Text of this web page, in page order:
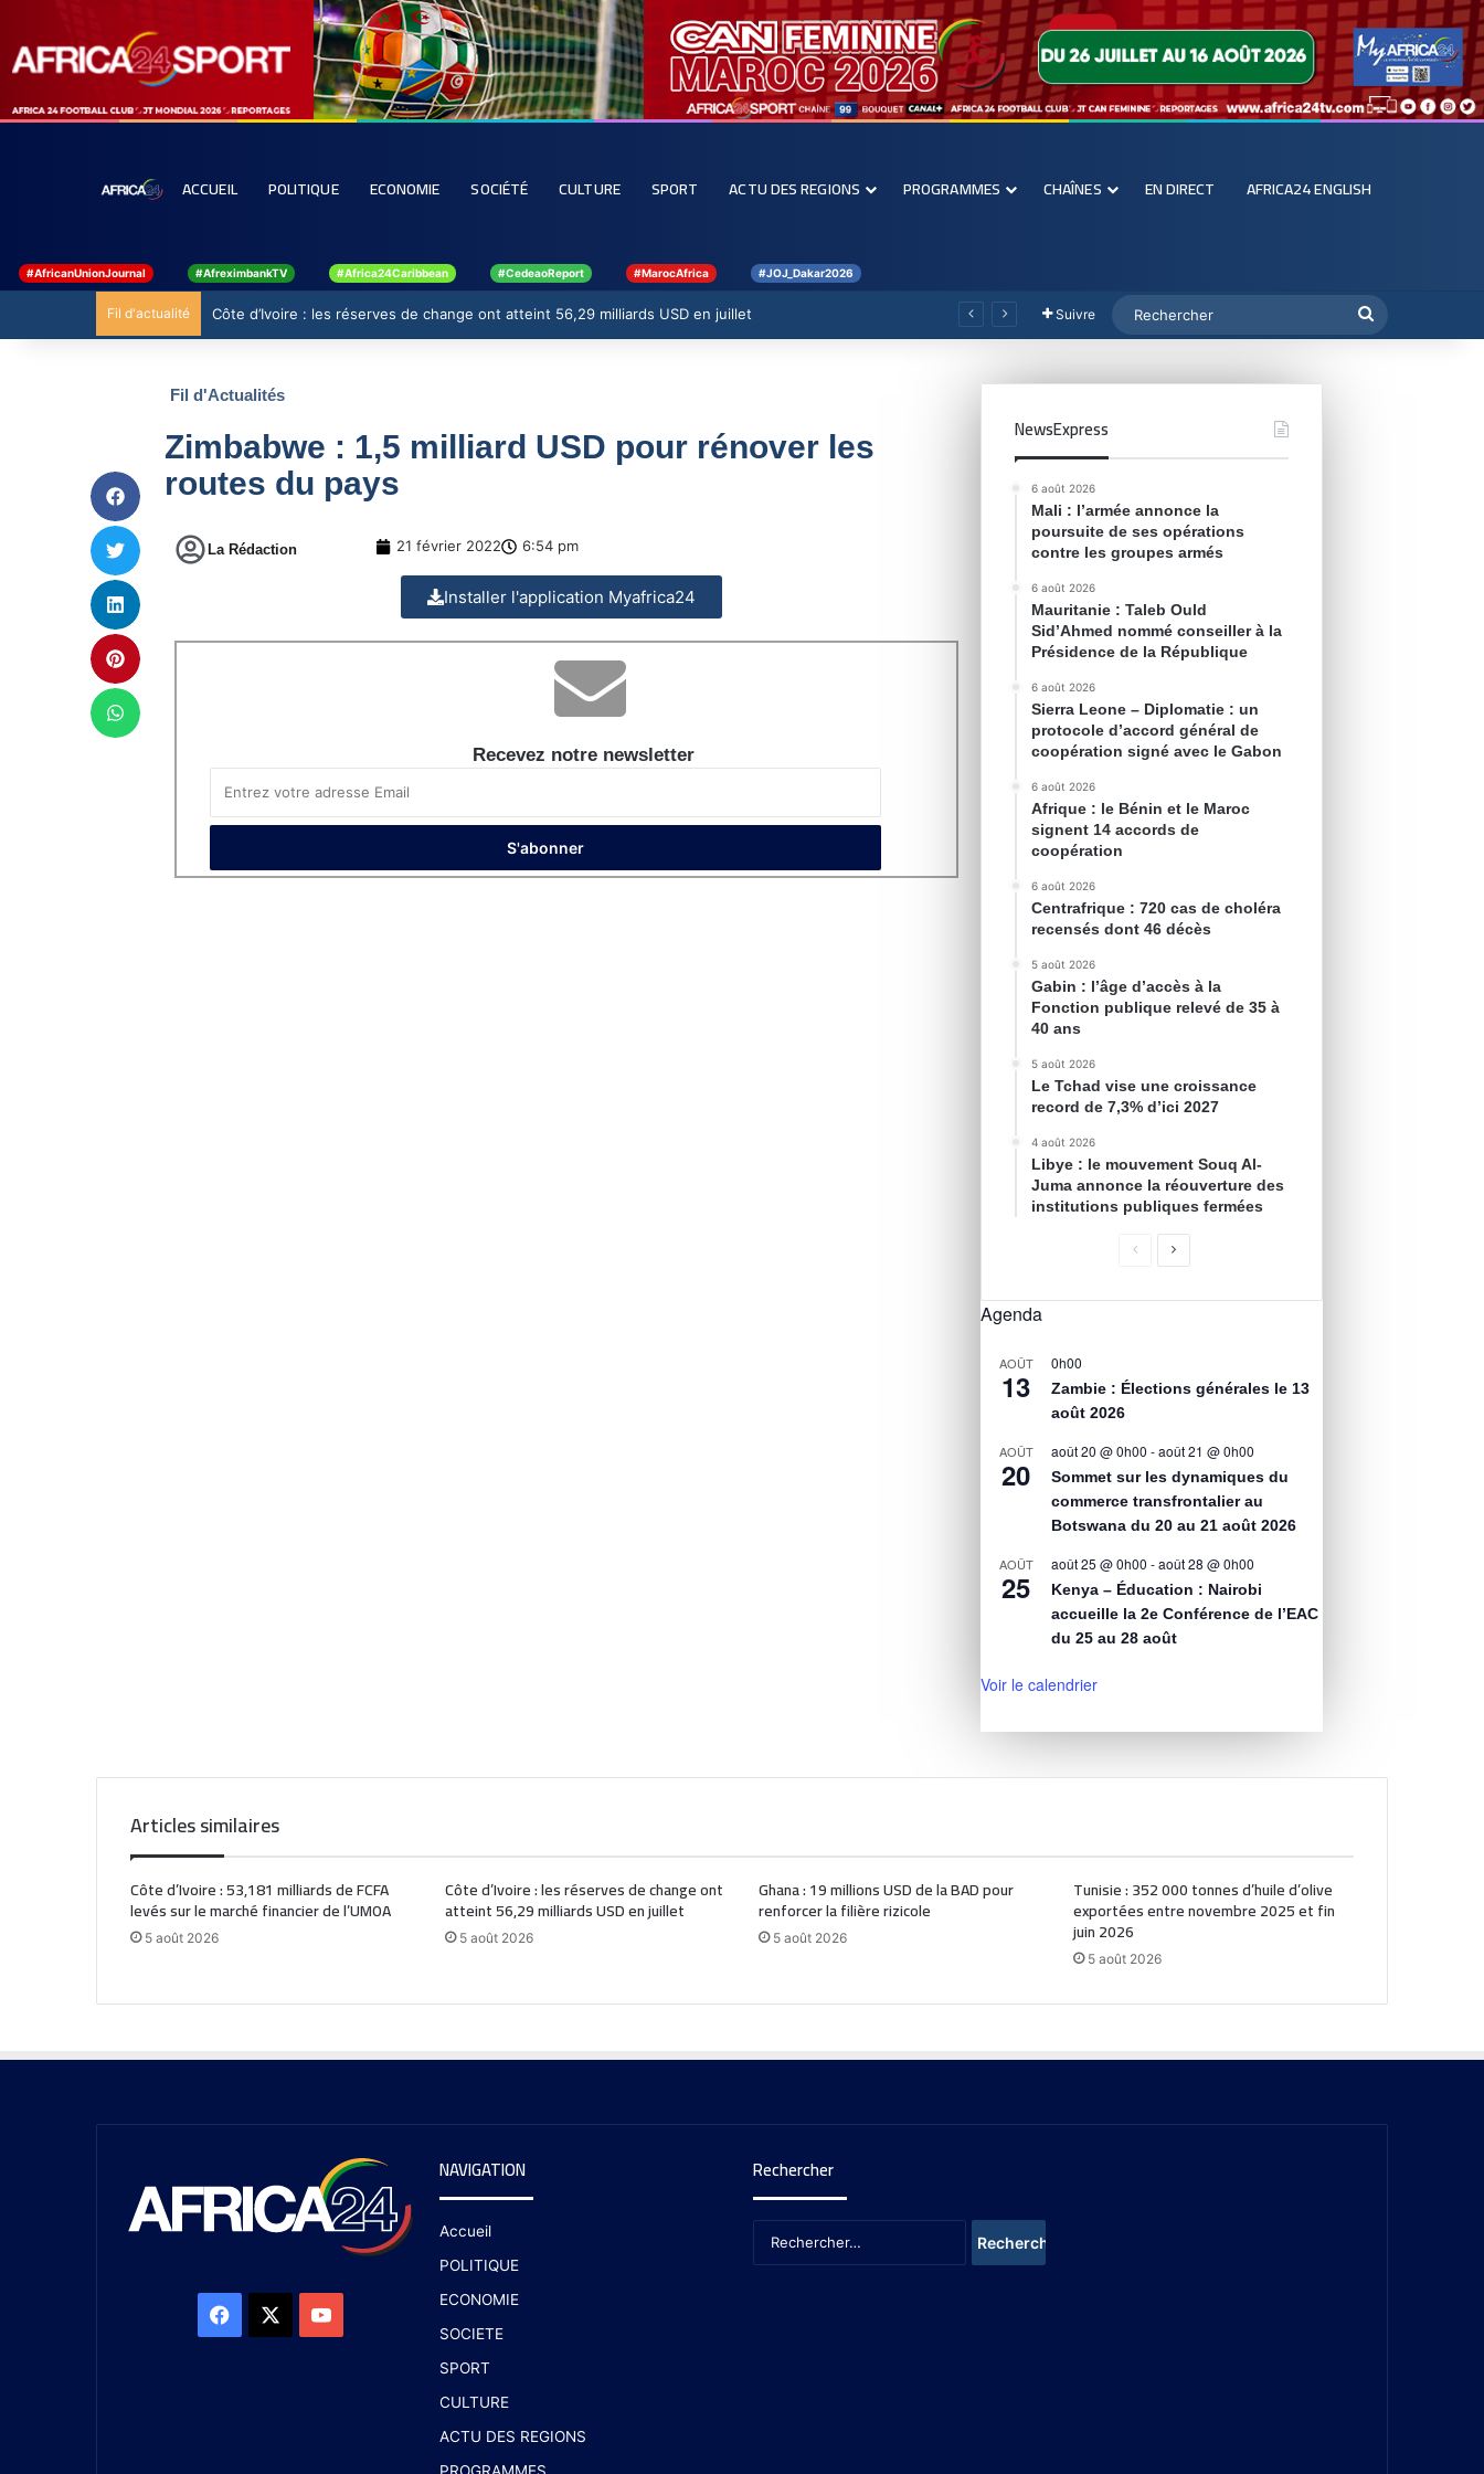
ACCUEIL POLITIQUE ECONOMIE SOCIÉTÉ CULTURE SPORT ACTU DES REGIONS PROGRAMMES CHAÎNES EN DIRECT AFRICA24 ENGLISH
#AfricanUnionJournal #AfreximbankTV #Africa24Caribbean #CedeaoReport #MarocAfrica #JOJ_Dakar2026
Fil d'actualité Côte d’Ivoire : les réserves de change ont atteint 56,29 milliards USD en juillet Suivre
Fil d'Actualités
Zimbabwe : 1,5 milliard USD pour rénover les
routes du pays
La Rédaction 21 février 2022 6:54 pm
Installer l'application Myafrica24
Recevez notre newsletter
NewsExpress
6 août 2026
Mali : l’armée annonce la
poursuite de ses opérations
contre les groupes armés
6 août 2026
Mauritanie : Taleb Ould
Sid’Ahmed nommé conseiller à la
Présidence de la République
6 août 2026
Sierra Leone – Diplomatie : un
protocole d’accord général de
coopération signé avec le Gabon
6 août 2026
Afrique : le Bénin et le Maroc
signent 14 accords de
coopération
6 août 2026
Centrafrique : 720 cas de choléra
recensés dont 46 décès
5 août 2026
Gabin : l’âge d’accès à la
Fonction publique relevé de 35 à
40 ans
5 août 2026
Le Tchad vise une croissance
record de 7,3% d’ici 2027
4 août 2026
Libye : le mouvement Souq Al-
Juma annonce la réouverture des
institutions publiques fermées
Agenda
AOÛT
13
0h00
Zambie : Élections générales le 13
août 2026
AOÛT
20
août 20 @ 0h00 -août 21 @ 0h00
Sommet sur les dynamiques du
commerce transfrontalier au
Botswana du 20 au 21 août 2026
AOÛT
25
août 25 @ 0h00 -août 28 @ 0h00
Kenya – Éducation : Nairobi
accueille la 2e Conférence de l’EAC
du 25 au 28 août
Voir le calendrier
Articles similaires
Côte d’Ivoire : 53,181 milliards de FCFA
levés sur le marché financier de l’UMOA
5 août 2026
Côte d’Ivoire : les réserves de change ont
atteint 56,29 milliards USD en juillet
5 août 2026
Ghana : 19 millions USD de la BAD pour
renforcer la filière rizicole
5 août 2026
Tunisie : 352 000 tonnes d’huile d’olive
exportées entre novembre 2025 et fin
juin 2026
5 août 2026
NAVIGATION
Accueil
POLITIQUE
ECONOMIE
SOCIETE
SPORT
CULTURE
ACTU DES REGIONS
Rechercher